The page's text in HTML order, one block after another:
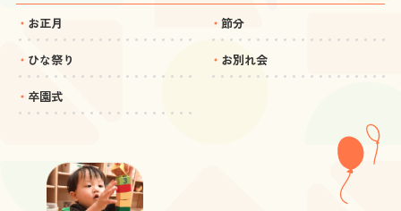
お正月 節分
ひな祭り お別れ会
卒園式